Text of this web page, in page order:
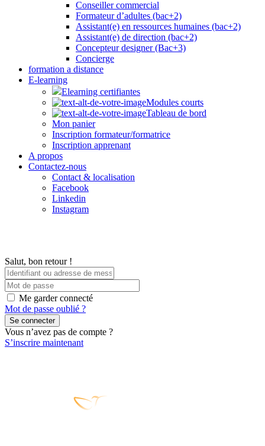
Conseiller commercial
Formateur d’adultes (bac+2)
Assistant(e) en ressources humaines (bac+2)
Assistant(e) de direction (bac+2)
Concepteur designer (Bac+3)
Concierge
formation a distance
E-learning
Elearning certifiantes
Modules courts
Tableau de bord
Mon panier
Inscription formateur/formatrice
Inscription apprenant
A propos
Contactez-nous
Contact & localisation
Facebook
Linkedin
Instagram
Salut, bon retour !
Me garder connecté
Mot de passe oublié ?
Se connecter
Vous n’avez pas de compte ?
S’inscrire maintenant